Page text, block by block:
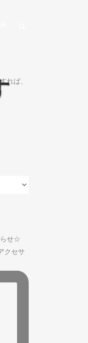
れば、
らせ☆
クセサ